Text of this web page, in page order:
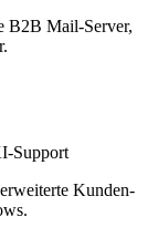
B2B Mail-Server,
Support
Kunden-